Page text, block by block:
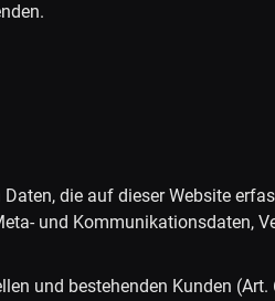
die auf dieser Website
und Kommunikationsdaten,
und bestehenden Kunden